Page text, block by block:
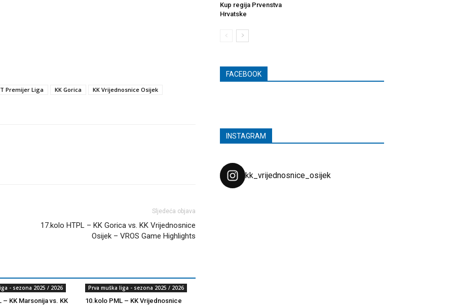
Premijer Liga KK Gorica KK Vrijednosnice Osijek
Sljedeća objava
17.kolo HTPL – KK Gorica vs. KK Vrijednosnice
Osijek – VROS Game Highlights
- sezona 2025 / 2026
– KK Marsonija vs. KK
Prva muška liga - sezona 2025 / 2026
10.kolo PML – KK Vrijednosnice
Kup regija Prvenstva
Hrvatske
FACEBOOK
INSTAGRAM
kk_vrijednosnice_osijek